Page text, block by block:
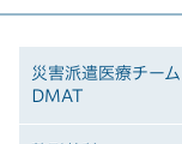
災害派遣医療チーム
DMAT